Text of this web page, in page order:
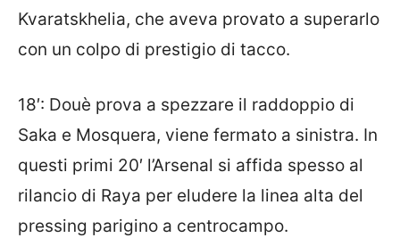
Kvaratskhelia, che aveva provato a superarlo
con un colpo di prestigio di tacco.
18′: Douè prova a spezzare il raddoppio di
Saka e Mosquera, viene fermato a sinistra. In
questi primi 20′ l’Arsenal si affida spesso al
rilancio di Raya per eludere la linea alta del
pressing parigino a centrocampo.